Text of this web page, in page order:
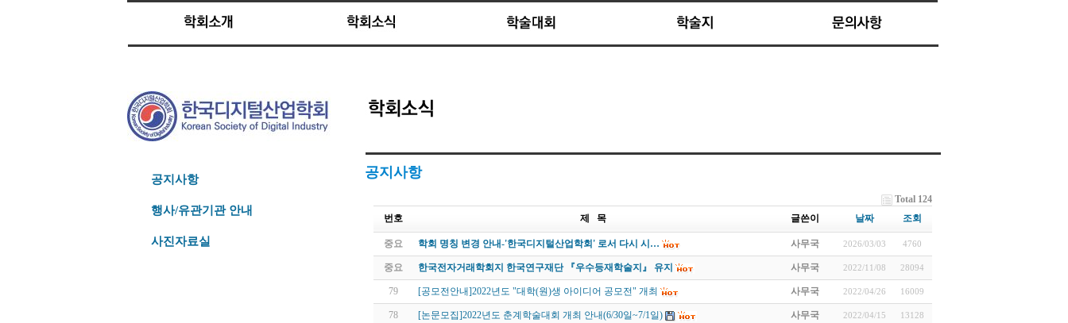
공지사항
행사/유관기관 안내
사진자료실
공지사항
Total 124
번호
제 목 글쓴이 날짜 조회
중요 학회 명칭 변경 안내-'한국디지털산업학회' 로서 다시 시… 사무국 2026/03/03 4760
중요 한국전자거래학회지 한국연구재단 『우수등재학술지』 유지 사무국 2022/11/08 28094
79 [공모전안내]2022년도 "대학(원)생 아이디어 공모전" 개최 사무국 2022/04/26 16009
78 [논문모집]2022년도 춘계학술대회 개최 안내(6/30일~7/1일) 사무국 2022/04/15 13128